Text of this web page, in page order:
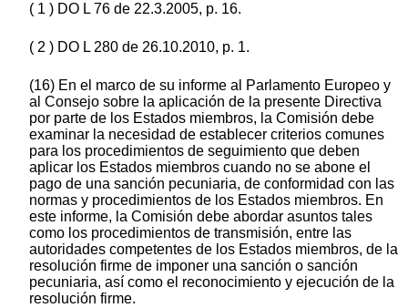
( 1 ) DO L 76 de 22.3.2005, p. 16.
( 2 ) DO L 280 de 26.10.2010, p. 1.
(16) En el marco de su informe al Parlamento Europeo y
al Consejo sobre la aplicación de la presente Directiva
por parte de los Estados miembros, la Comisión debe
examinar la necesidad de establecer criterios comunes
para los procedimientos de seguimiento que deben
aplicar los Estados miembros cuando no se abone el
pago de una sanción pecuniaria, de conformidad con las
normas y procedimientos de los Estados miembros. En
este informe, la Comisión debe abordar asuntos tales
como los procedimientos de transmisión, entre las
autoridades competentes de los Estados miembros, de la
resolución firme de imponer una sanción o sanción
pecuniaria, así como el reconocimiento y ejecución de la
resolución firme.